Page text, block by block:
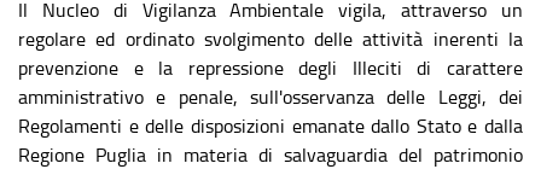
Il Nucleo di Vigilanza Ambientale vigila, attraverso un
regolare ed ordinato svolgimento delle attività inerenti la
prevenzione e la repressione degli Illeciti di carattere
amministrativo e penale, sull'osservanza delle Leggi, dei
Regolamenti e delle disposizioni emanate dallo Stato e dalla
Regione Puglia in materia di salvaguardia del patrimonio